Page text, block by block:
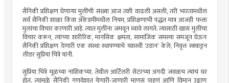
सैनिकी प्रशिक्षण घेणार्‍या मुलींची संख्या आज तशी वाढली असली, तरी भारतामधील
सर्व सैनिकी शाळा किंवा अ‍ॅकेडमींमधील नियम, प्रशिक्षणाची पद्धत मात्र आजही फक्त
मुलांचा विचार करणारी आहे. त्यात मुलींना जमवून घ्यावे लागते. त्यासाठी खास मुलींचा
विचार करून, त्यांच्या शारीरिक, मानसिक क्षमता, सामाजिक समस्या समजून घेऊन
सैनिकी प्रशिक्षण देणारी एक संस्था स्थापण्याचे यशस्वी ‘उडान’ केले, निवृत्त स्क्वाड्रन
लीडर सुप्रिया चित्रे यांनी.
सुप्रिया चित्रे मूळच्या नाशिकच्या. तेथील आर्टिलरी सेंटरच्या अगदी जवळच त्यांचं घर
होतं. त्यामुळे सैनिकी गणवेशात येणारी-जाणारी माणसं पाहणं आणि विमान उड्डाण